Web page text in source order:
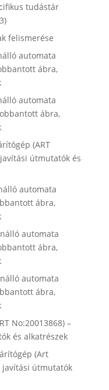
tudástár
felismerése
automata
ábra,
automata
ábra,
(ART
útmutatók és
automata
ábra,
automata
ábra,
automata
ábra,
No:20013868) –
és alkatrészek
(Art
javítási útmutatók